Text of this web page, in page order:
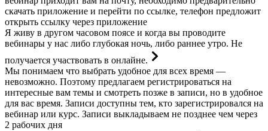
скачать приложение и перейти по ссылке, телефон предложит
открыть ссылку через приложение
Я живу в другом часовом поясе и когда вы проводите
вебинары у нас либо глубокая ночь, либо раннее утро. Не
получается участвовать в онлайне.
Мы понимаем что выбрать удобное для всех время —
невозможно. Поэтому предлагаем регистрироваться на
интересные вам темы и смотреть позже в записи, но в удобное
для вас время. Записи доступны тем, кто зарегистрировался на
вебинар или курс. Записи выкладываем не позднее чем через
2 рабочих дня